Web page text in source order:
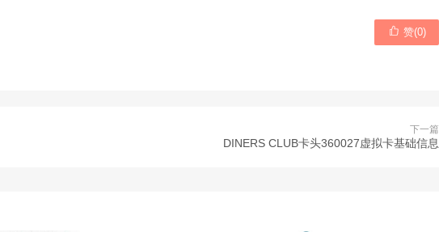
 赞(0)
下一篇
DINERS CLUB卡头360027虚拟卡基础信息